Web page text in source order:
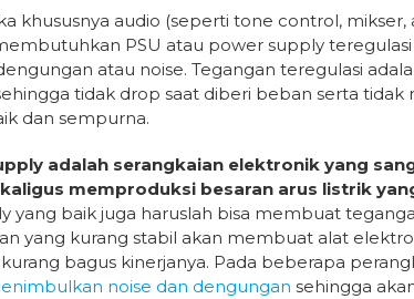
khususnya audio (seperti tone control, mikser,
PSU atau power supply teregulasi
atau noise. Tegangan teregulasi
tidak drop saat diberi beban serta tidak
dan sempurna.
adalah serangkaian elektronik yang
memproduksi besaran arus listrik
yang baik juga haruslah bisa membuat
yang kurang stabil akan membuat alat
bagus kinerjanya. Pada beberapa
noise dan dengungan sehingga